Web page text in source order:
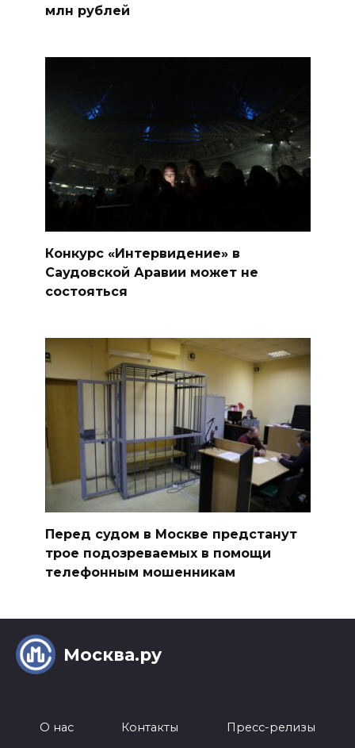
млн рублей
Конкурс «Интервидение» в
Саудовской Аравии может не
состояться
Перед судом в Москве предстанут
трое подозреваемых в помощи
телефонным мошенникам
Москва.ру
О нас Контакты Пресс-релизы